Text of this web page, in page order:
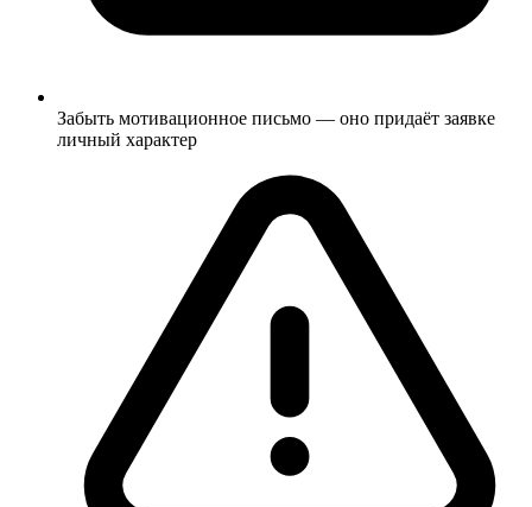
Забыть мотивационное письмо — оно придаёт заявке
личный характер